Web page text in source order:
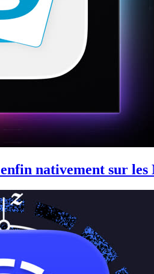
nativement sur